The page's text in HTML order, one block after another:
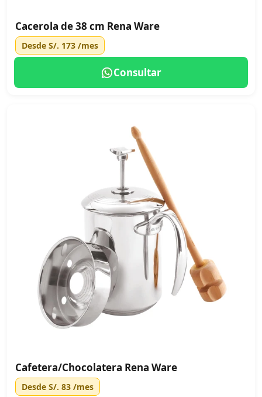
Cacerola de 38 cm Rena Ware
Desde S/. 173 /mes
Consultar
Cafetera/Chocolatera Rena Ware
Desde S/. 83 /mes